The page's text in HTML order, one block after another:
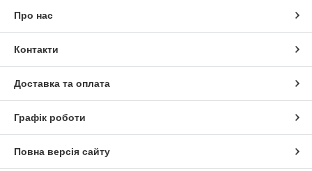
Про нас
Контакти
Доставка та оплата
Графік роботи
Повна версія сайту